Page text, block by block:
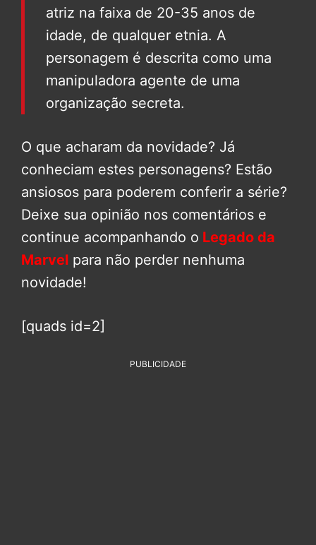
atriz na faixa de 20-35 anos de
idade, de qualquer etnia. A
personagem é descrita como uma
manipuladora agente de uma
organização secreta.
O que acharam da novidade? Já
conheciam estes personagens? Estão
ansiosos para poderem conferir a série?
Deixe sua opinião nos comentários e
continue acompanhando o Legado da
Marvel para não perder nenhuma
novidade!
[quads id=2]
PUBLICIDADE